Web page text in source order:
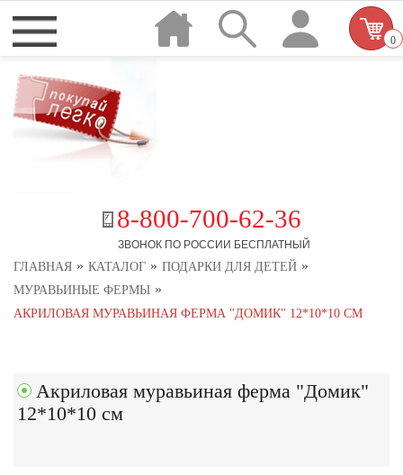
8-800-700-62-36
ЗВОНОК ПО РОССИИ БЕСПЛАТНЫЙ
0
ГЛАВНАЯ » КАТАЛОГ » ПОДАРКИ ДЛЯ ДЕТЕЙ »
МУРАВЬИНЫЕ ФЕРМЫ »
АКРИЛОВАЯ МУРАВЬИНАЯ ФЕРМА "ДОМИК" 12*10*10 СМ
Акриловая муравьиная ферма "Домик"
12*10*10 см